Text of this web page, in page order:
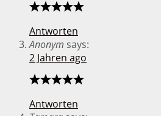
Antworten
Anonym says:
2 Jahren ago
Antworten